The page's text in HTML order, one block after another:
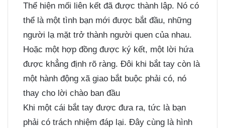
Thể hiện mối liên kết đã được thành lập. Nó có
thể là một tình bạn mới được bắt đầu, những
người lạ mặt trở thành người quen của nhau.
Hoặc một hợp đồng được ký kết, một lời hứa
được khẳng định rõ ràng. Đôi khi bắt tay còn là
một hành động xã giao bắt buộc phải có, nó
thay cho lời chào ban đầu
Khi một cái bắt tay được đưa ra, tức là bạn
phải có trách nhiệm đáp lại. Đây cùng là hình